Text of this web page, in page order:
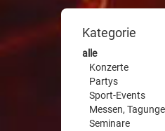
Kategorie
alle
Konzerte
Partys
Sport-Events
Messen,
Seminare